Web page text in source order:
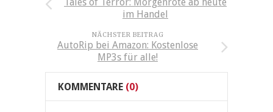
Tales of Terror: Morgenröte ab heute
im Handel
NÄCHSTER BEITRAG
AutoRip bei Amazon: Kostenlose
MP3s für alle!
KOMMENTARE (0)